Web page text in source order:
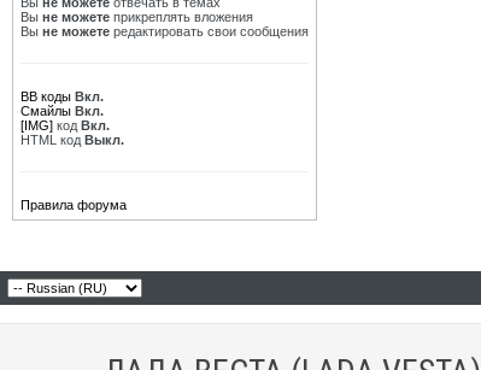
Вы не можете прикреплять вложения
Вы не можете редактировать свои сообщения
BB коды Вкл.
Смайлы Вкл.
[IMG] код Вкл.
HTML код Выкл.
Правила форума